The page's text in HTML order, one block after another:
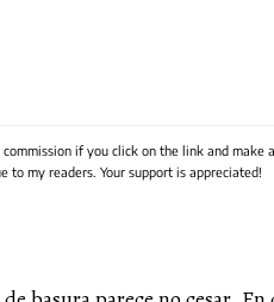
if you click on the link and make
to my readers. Your support is appreciated!